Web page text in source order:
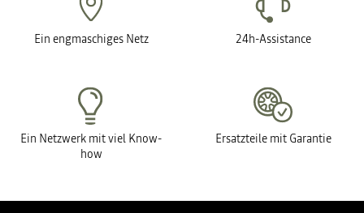
Ein engmaschiges Netz 24h-Assistance
Ein Netzwerk mit viel Know-
how
Ersatzteile mit Garantie